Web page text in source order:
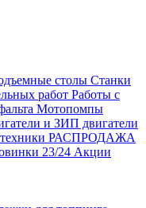
столы Станки
работ Работы с
Мотопомпы
и ЗИП двигатели
РАСПРОДАЖА
23/24 Акции